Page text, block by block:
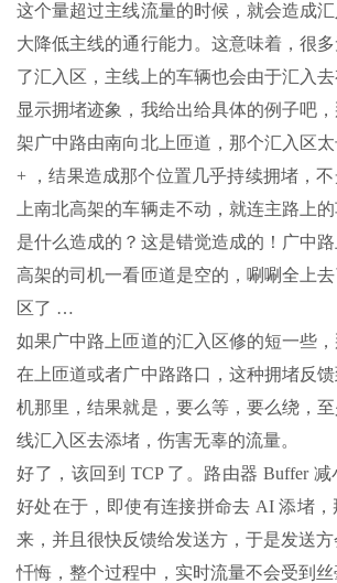
这个量超过主线流量的时候，就会造成
大降低主线的通行能力。这意味着，很
了汇入区，主线上的车辆也会由于汇入
显示拥堵迹象，我给出给具体的例子吧
架广中路由南向北上匝道，那个汇入区
+ ，结果造成那个位置几乎持续拥堵，
上南北高架的车辆走不动，就连主路上
是什么造成的？这是错觉造成的！广中
高架的司机一看匝道是空的，唰唰全上
区了 …
如果广中路上匝道的汇入区修的短一些
在上匝道或者广中路路口，这种拥堵反
机那里，结果就是，要么等，要么绕，
线汇入区去添堵，伤害无辜的流量。
好了，该回到 TCP 了。路由器 Buffer
好处在于，即使有连接拼命去 AI 添堵，
来，并且很快反馈给发送方，于是发送
忏悔，整个过程中，实时流量不会受到丝